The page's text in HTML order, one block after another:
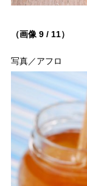
（画像 9 / 11）
写真／アフロ